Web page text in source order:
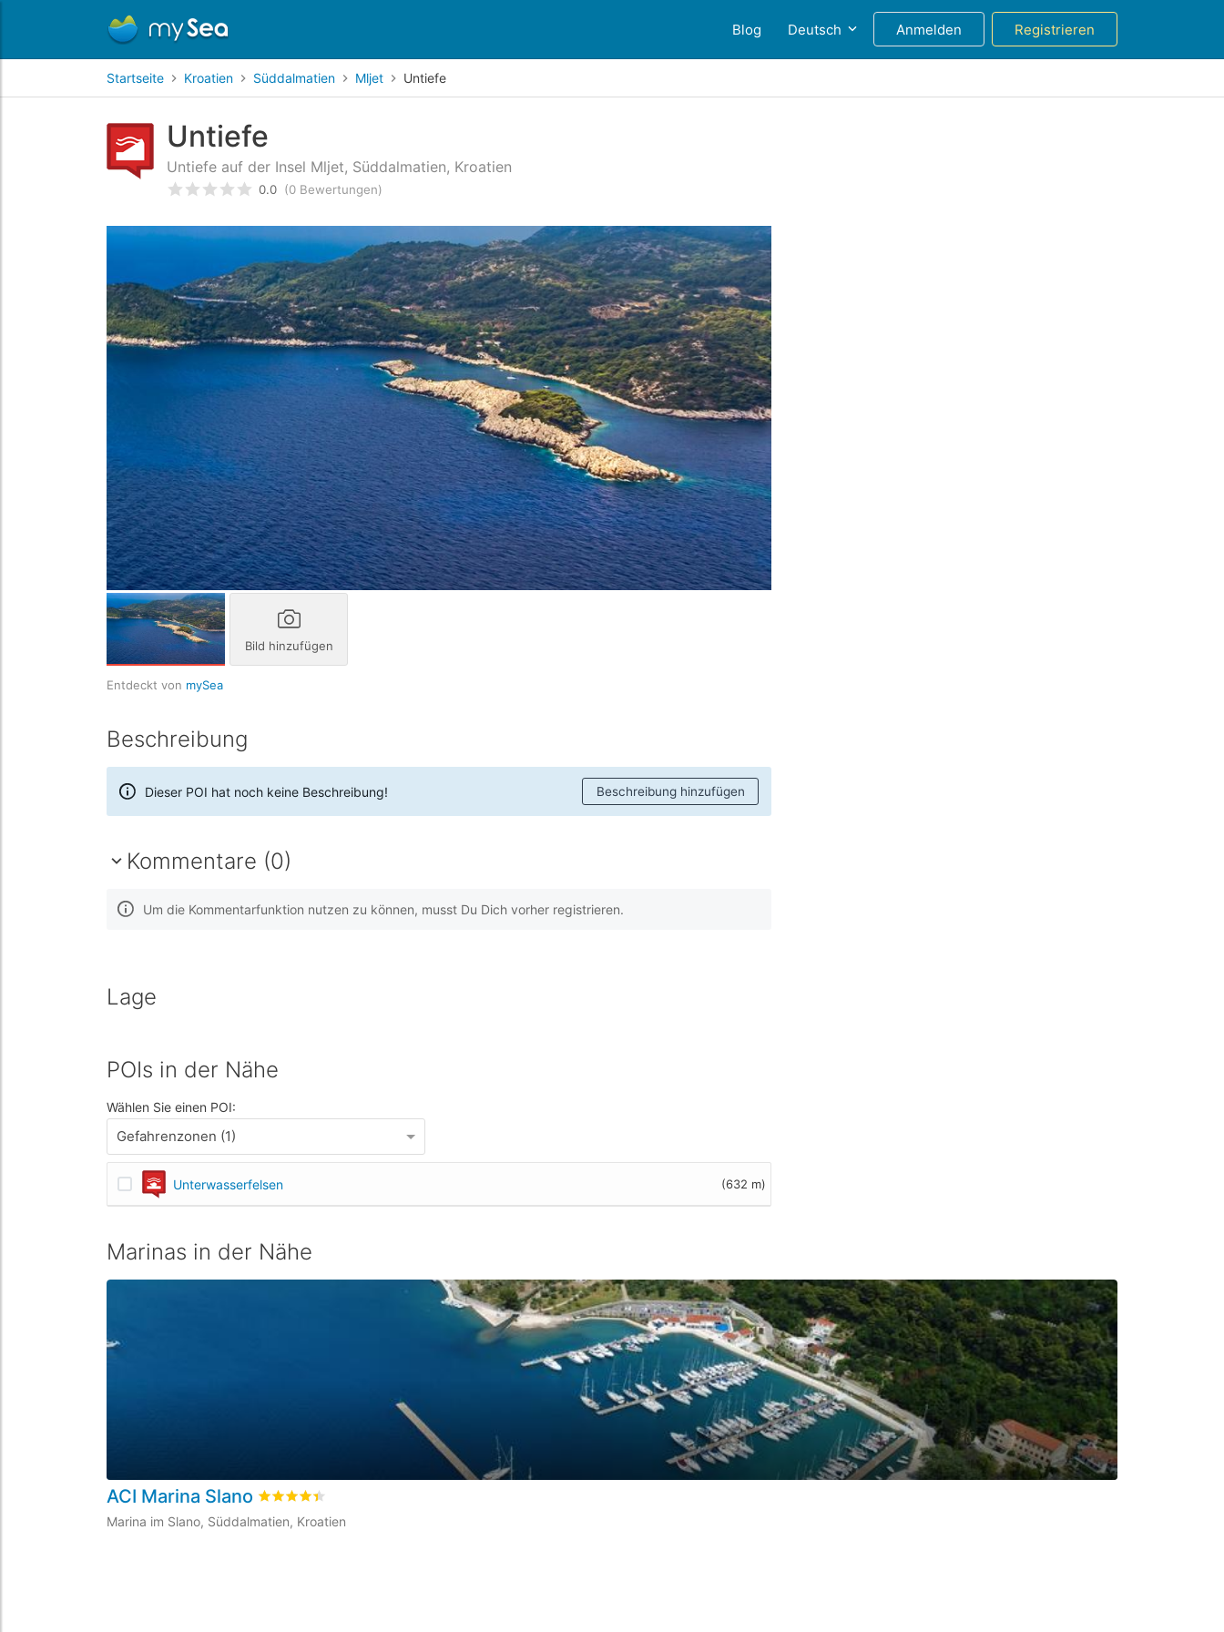
Blog Deutsch Anmelden Registrieren
Startseite Kroatien Süddalmatien Mljet Untiefe
Untiefe
Untiefe auf der Insel Mljet, Süddalmatien, Kroatien
bewertet0 /5 beyogen auf
0.0 (0 Bewertungen)
Bild hinzufügen
Entdeckt von mySea
Beschreibung
Dieser POI hat noch keine Beschreibung! Beschreibung hinzufügen
Kommentare (0)
Um die Kommentarfunktion nutzen zu können, musst Du Dich vorher registrieren.
Lage
POIs in der Nähe
Wählen Sie einen POI:
Gefahrenzonen (1)
Unterwasserfelsen (632 m)
Marinas in der Nähe
ACI Marina Slano bewertet4.4
Marina im Slano, Süddalmatien, Kroatien